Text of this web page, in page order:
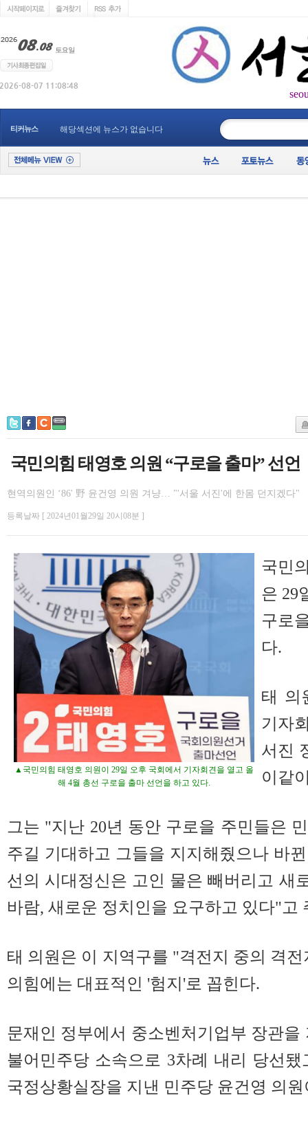
티커뉴스 해당섹션에 뉴스가 없습니다
국민의힘 태영호 의원 “구로을 출마” 선언
현역의원인 ‘86' 野 윤건영 의원 겨냥… "'서울 서진'에 한몸 던지겠다"
등록날짜 [ 2024년01월29일 20시08분 ]
▲국민의힘 태영호 의원이 29일 오후 국회에서 기자회견을 열고 올
해 4월 총선 구로을 출마 선언을 하고 있다.
국민
은 29
구로
다.
태 의
기자
서진
이같
그는 "지난 20년 동안 구로을 주민들은
주길 기대하고 그들을 지지해줬으나 바
선의 시대정신은 고인 물은 빼버리고 새
바람, 새로운 정치인을 요구하고 있다"고
태 의원은 이 지역구를 "격전지 중의 격
의힘에는 대표적인 '험지'로 꼽힌다.
문재인 정부에서 중소벤처기업부 장관
불어민주당 소속으로 3차례 내리 당선
국정상황실장을 지낸 민주당 윤건영 의원